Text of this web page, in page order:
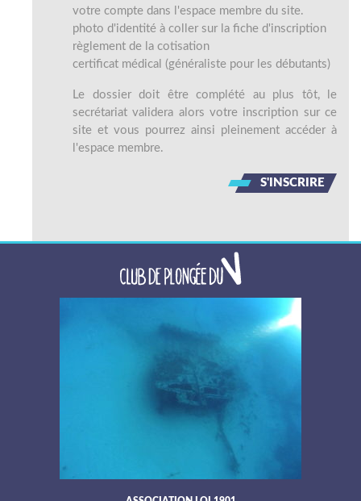
votre compte dans l'espace membre du site.
photo d'identité à coller sur la fiche d'inscription
règlement de la cotisation
certificat médical (généraliste pour les débutants)
Le dossier doit être complété au plus tôt, le
secrétariat validera alors votre inscription sur ce
site et vous pourrez ainsi pleinement accéder à
l'espace membre.
S'INSCRIRE